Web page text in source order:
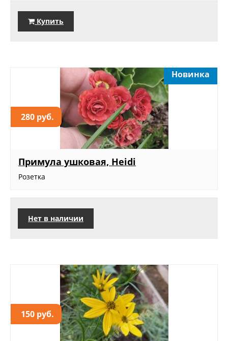
Купить
280 руб.
Новинка
Примула ушковая, Heidi
Розетка
Нет в наличии
150 руб.